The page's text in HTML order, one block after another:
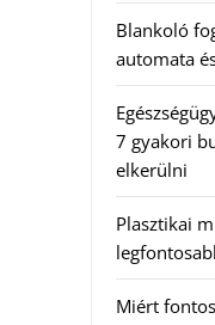
Blankoló
automata
7 gyakori
elkerülni
Plasztikai
Miért